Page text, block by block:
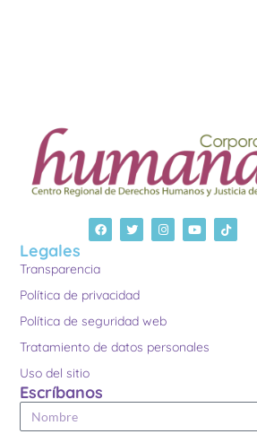
Legales
Transparencia
Política de privacidad
Política de seguridad web
Tratamiento de datos personales
Uso del sitio
Escríbanos